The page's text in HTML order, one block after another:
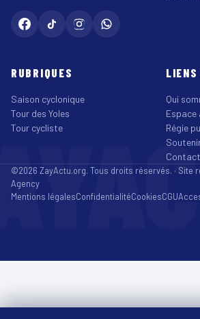
RUBRIQUES
Saison cyclonique
Tour des Yoles
Tour cycliste
Qui
Espace
Régie
Contact
©2026 ZayActu.org. Tous droits réservés. · Site
Agency
Mentions légalesConfidentialitéCookiesCGU